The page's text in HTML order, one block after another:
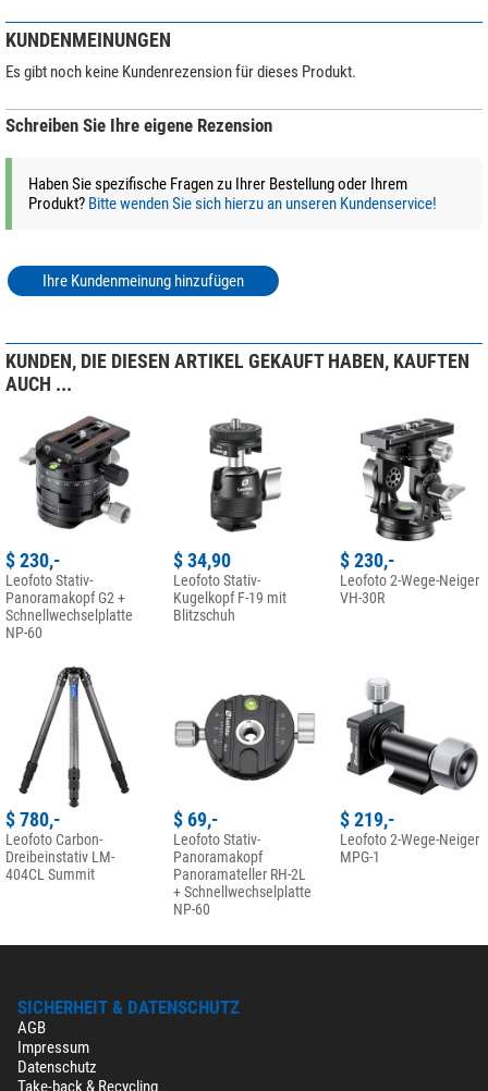
KUNDENMEINUNGEN
Es gibt noch keine Kundenrezension für dieses Produkt.
Schreiben Sie Ihre eigene Rezension
Haben Sie spezifische Fragen zu Ihrer Bestellung oder Ihrem
Produkt? Bitte wenden Sie sich hierzu an unseren Kundenservice!
Ihre Kundenmeinung hinzufügen
KUNDEN, DIE DIESEN ARTIKEL GEKAUFT HABEN, KAUFTEN
AUCH ...
$ 230,-
Leofoto Stativ-
Panoramakopf G2 +
Schnellwechselplatte
NP-60
$ 34,90
Leofoto Stativ-
Kugelkopf F-19 mit
Blitzschuh
$ 230,-
Leofoto 2-Wege-Neiger
VH-30R
$ 780,-
Leofoto Carbon-
Dreibeinstativ LM-
404CL Summit
$ 69,-
Leofoto Stativ-
Panoramakopf
Panoramateller RH-2L
+ Schnellwechselplatte
NP-60
$ 219,-
Leofoto 2-Wege-Neiger
MPG-1
SICHERHEIT & DATENSCHUTZ
AGB
Impressum
Datenschutz
Take-back & Recycling